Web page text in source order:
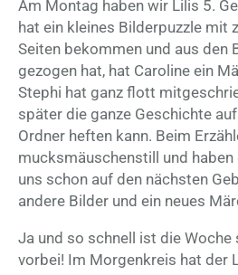
Am Montag haben wir Lilis 5.
hat ein kleines Bilderpuzzle mit
Seiten bekommen und aus den
gezogen hat, hat Caroline ein
Stephi hat ganz flott
später die ganze Geschichte
Ordner heften kann. Beim
mucksmäuschenstill und
uns schon auf den nächsten
andere Bilder und ein neues
Ja und so schnell ist die
vorbei! Im Morgenkreis hat der